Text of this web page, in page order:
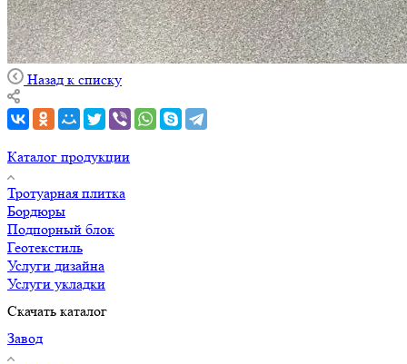
Назад к списку
Каталог продукции
Тротуарная плитка
Бордюры
Подпорный блок
Геотекстиль
Услуги дизайна
Услуги укладки
Скачать каталог
Завод